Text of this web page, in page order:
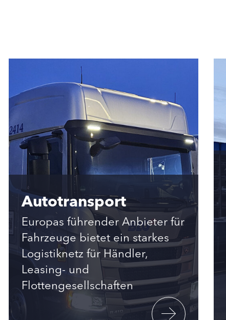
Autotransport
Europas führender Anbieter für
Fahrzeuge bietet ein starkes
Logistiknetz für Händler,
Leasing- und
Flottengesellschaften